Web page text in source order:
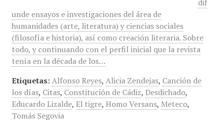
dif
unde ensayos e investigaciones del área de
humanidades (arte, literatura) y ciencias sociales
(filosofía e historia), así como creación literaria. Sobre
todo, y continuando con el perfil inicial que la revista
tenía en la década de los…
Etiquetas: Alfonso Reyes, Alicia Zendejas, Canción de
los días, Citas, Constitución de Cádiz, Desdichado,
Educardo Lizalde, El tigre, Homo Versans, Meteco,
Tomás Segovia